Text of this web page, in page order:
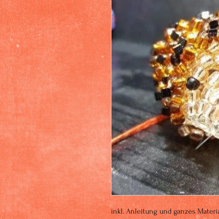
inkl. Anleitung und ganzes